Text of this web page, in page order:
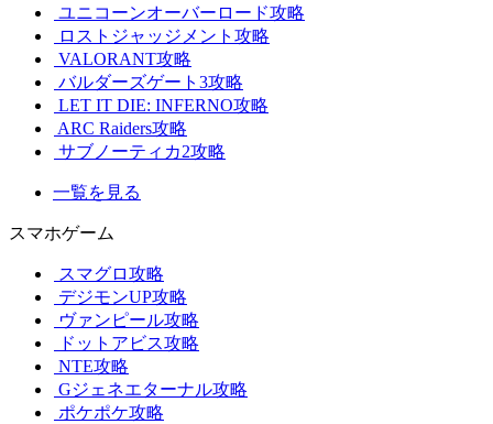
ユニコーンオーバーロード攻略
ロストジャッジメント攻略
VALORANT攻略
バルダーズゲート3攻略
LET IT DIE: INFERNO攻略
ARC Raiders攻略
サブノーティカ2攻略
一覧を見る
スマホゲーム
スマグロ攻略
デジモンUP攻略
ヴァンピール攻略
ドットアビス攻略
NTE攻略
Gジェネエターナル攻略
ポケポケ攻略